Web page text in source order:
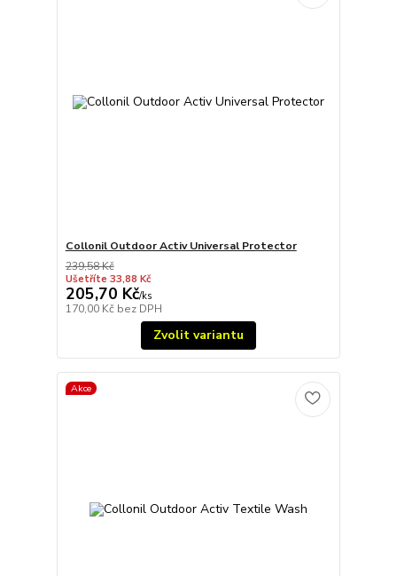
Collonil Outdoor Activ Universal Protector
239,58 Kč
Ušetříte 33,88 Kč
205,70 Kč/ks
170,00 Kč bez DPH
Zvolit variantu
Akce